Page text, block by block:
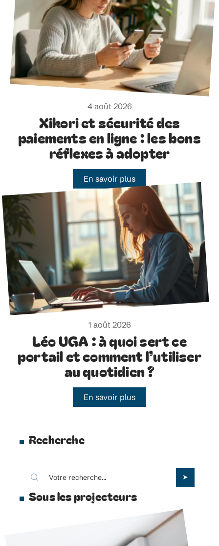
4 août 2026
Xikori et sécurité des
paiements en ligne : les bons
réflexes à adopter
En savoir plus
1 août 2026
Léo UGA : à quoi sert ce
portail et comment l’utiliser
au quotidien ?
En savoir plus
Recherche
Sous les projecteurs